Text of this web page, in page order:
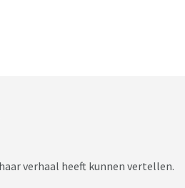
verhaal heeft kunnen vertellen.